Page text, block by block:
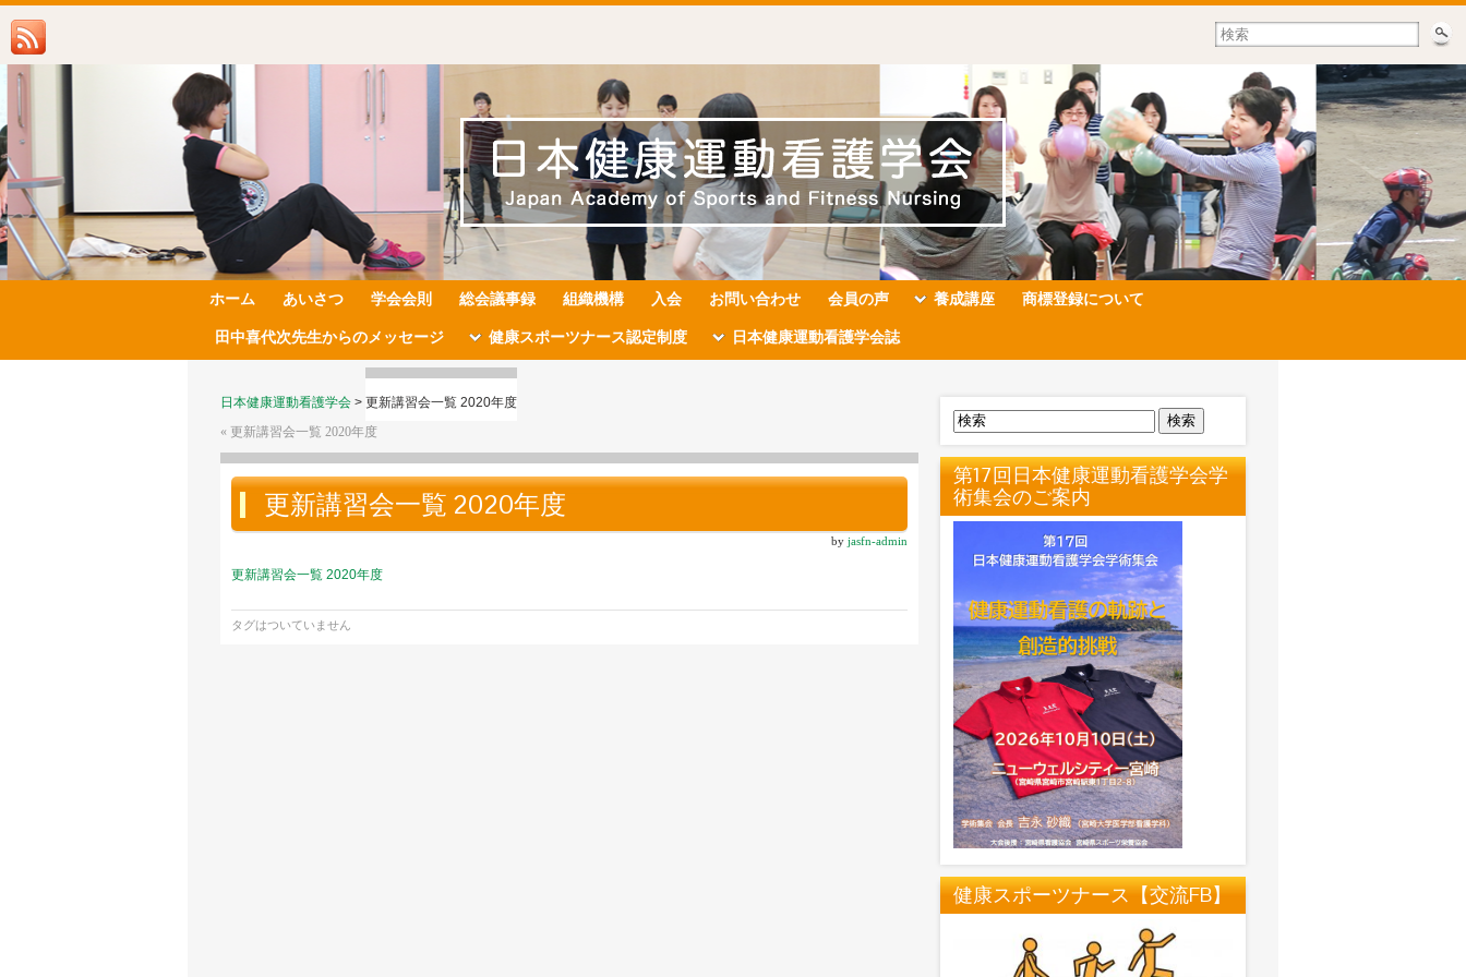
ホーム あいさつ 学会会則 総会議事録 組織機構 入会 お問い合わせ 会員の声 養成講座 商標登録について
田中喜代次先生からのメッセージ 健康スポーツナース認定制度 日本健康運動看護学会誌
日本健康運動看護学会 > 更新講習会一覧 2020年度
« 更新講習会一覧 2020年度
更新講習会一覧 2020年度
by jasfn-admin
更新講習会一覧 2020年度
タグはついていません
検索
第17回日本健康運動看護学会学
術集会のご案内
健康スポーツナース【交流FB】